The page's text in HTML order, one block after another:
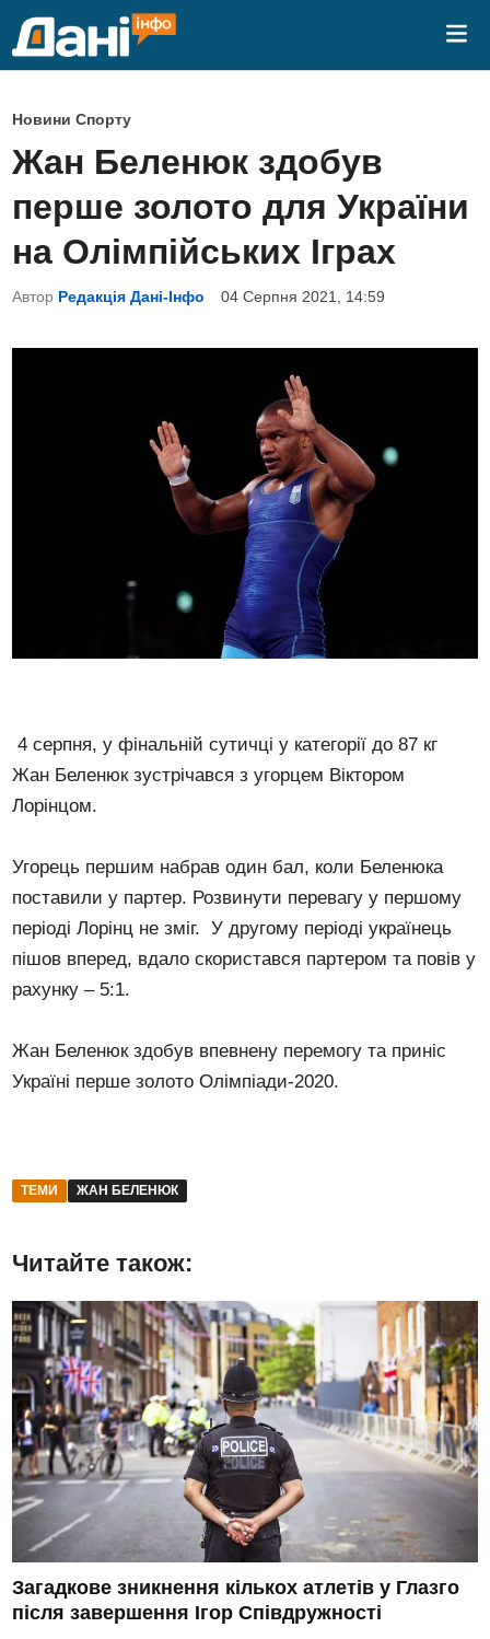
P
o
s
e
d
i
Новини Спорту
Жан Беленюк здобув
перше золото для України
на Олімпійських Іграх
Автор Редакція Дані-Інфо 04 Серпня 2021, 14:59
4 серпня, у фінальній сутичці у категорії до 87 кг
Жан Беленюк зустрічався з угорцем Віктором
Лорінцом.
Угорець першим набрав один бал, коли Беленюка
поставили у партер. Розвинути перевагу у першому
періоді Лорінц не зміг. У другому періоді українець
пішов вперед, вдало скористався партером та повів у
рахунку – 5:1.
Жан Беленюк здобув впевнену перемогу та приніс
Україні перше золото Олімпіади-2020.
ТЕМИ ЖАН БЕЛЕНЮК
Читайте також:
Загадкове зникнення кількох атлетів у Глазго
після завершення Ігор Співдружності